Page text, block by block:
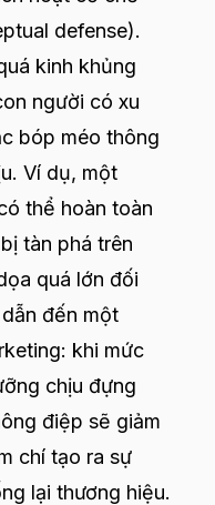
defense).
kinh khủng
người có xu
bóp méo thông
Ví dụ, một
thể hoàn toàn
tàn phá trên
quá lớn đối
đến một
khi mức
chịu đựng
điệp sẽ giảm
chí tạo ra sự
lại thương hiệu.